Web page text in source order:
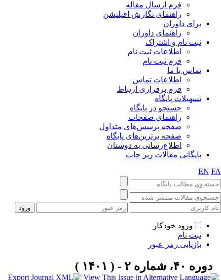
فرم ارسال مقاله
راهنمای نگارش افیلیشن
برای داوران
راهنمای داوران
ثبت نام و اشتراک
اطلاعات ثبت نام
فرم ثبت نام
تماس با ما
اطلاعات تماس
فرم برقراری ارتباط
تسهیلات پایگاه
جستجو در پایگاه
راهنمای صفحات
صفحه پرسش‌های متداول
صفحه برترین‌های پایگاه
اطلاع‌رسانی به دوستان
بایگانی مقالات زیر چاپ
EN
ورود خودکار
ثبت نام
بازیابی رمز عبور
دوره ۴۰، شماره ۲ - ( ۱۴۰۱ )